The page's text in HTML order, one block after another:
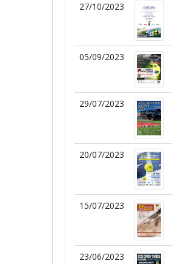
27/10/2023
05/09/2023
29/07/2023
20/07/2023
15/07/2023
23/06/2023